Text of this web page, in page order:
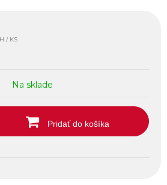
/ KS
Na sklade
Pridať do košíka